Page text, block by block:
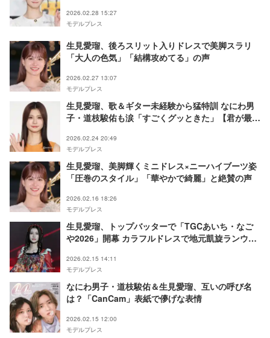
2026.02.28 15:27
モデルプレス
生見愛瑠、後ろスリット入りドレスで美脚スラリ
「大人の色気」「結構攻めてる」の声
2026.02.27 13:07
モデルプレス
生見愛瑠、歌＆ギター未経験から猛特訓 なにわ男
子・道枝駿佑も涙「すごくグッときた」【君が最後
2026.02.24 20:49
モデルプレス
生見愛瑠、美脚輝くミニドレス×ニーハイブーツ姿
「圧巻のスタイル」「華やかで綺麗」と絶賛の声
2026.02.16 18:26
モデルプレス
生見愛瑠、トップバッターで「TGCあいち・なご
や2026」開幕 カラフルドレスで地元凱旋ランウェ
2026.02.15 14:11
モデルプレス
なにわ男子・道枝駿佑＆生見愛瑠、互いの呼び名
は？「CanCam」表紙で儚げな表情
2026.02.15 12:00
モデルプレス